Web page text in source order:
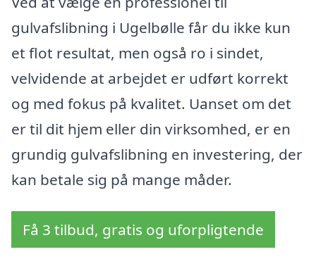
gulvafslibning i Ugelbølle får du ikke kun
et flot resultat, men også ro i sindet,
velvidende at arbejdet er udført korrekt
og med fokus på kvalitet. Uanset om det
er til dit hjem eller din virksomhed, er en
grundig gulvafslibning en investering, der
kan betale sig på mange måder.
Få 3 tilbud, gratis og uforpligtende